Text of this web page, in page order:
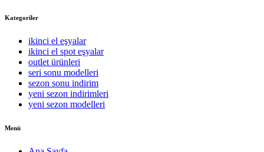
Kategoriler
ikinci el eşyalar
ikinci el spot eşyalar
outlet ürünleri
seri sonu modelleri
sezon sonu indirim
yeni sezon indirimleri
yeni sezon modelleri
Menü